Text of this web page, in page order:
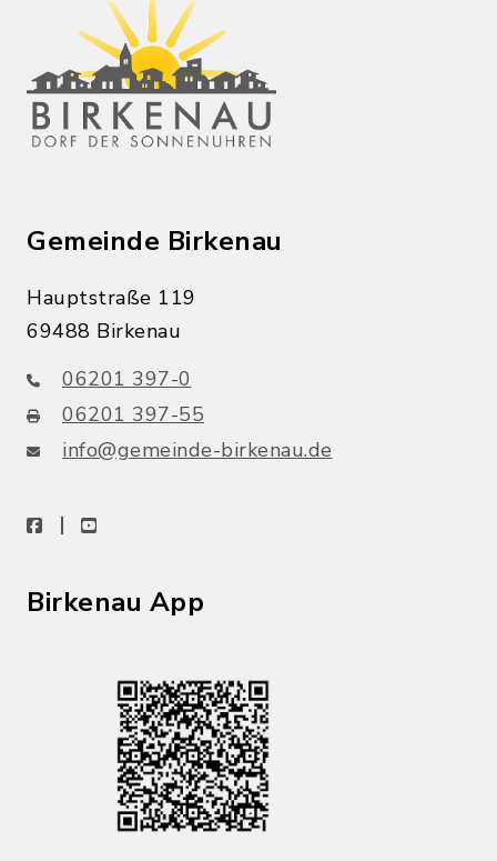
Gemeinde Birkenau
Hauptstraße 119
69488 Birkenau
06201 397-0
06201 397-55
info@gemeinde-birkenau.de
facebookyoutube
Birkenau App